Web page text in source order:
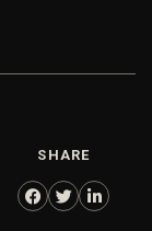
SHARE